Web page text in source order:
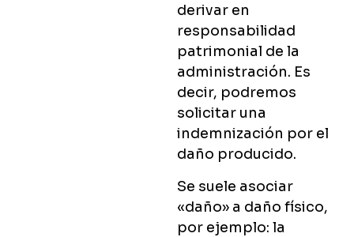
derivar en
responsabilidad
patrimonial de la
administración. Es
decir, podremos
solicitar una
indemnización por el
daño producido.
Se suele asociar
«daño» a daño físico,
por ejemplo: la